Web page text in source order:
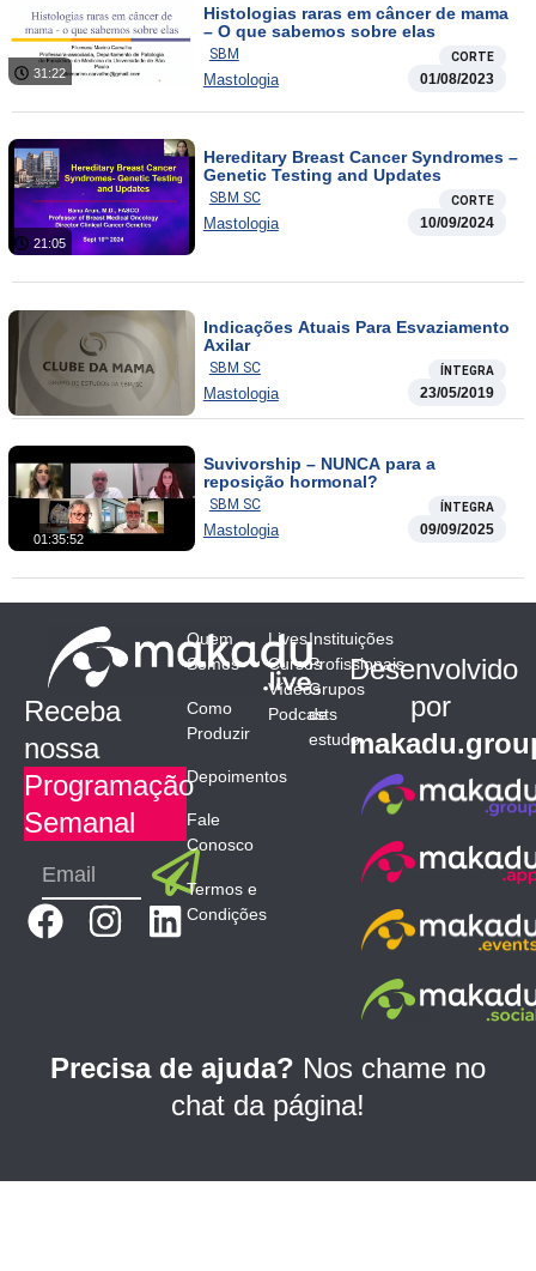
31:22
Histologias raras em câncer de mama
– O que sabemos sobre elas
SBM CORTE
Mastologia 01/08/2023
21:05
Hereditary Breast Cancer Syndromes –
Genetic Testing and Updates
SBM SC CORTE
Mastologia 10/09/2024
Indicações Atuais Para Esvaziamento
Axilar
SBM SC ÍNTEGRA
Mastologia 23/05/2019
01:35:52
Suvivorship – NUNCA para a
reposição hormonal?
SBM SC ÍNTEGRA
Mastologia 09/09/2025
Receba
nossa
Programação
Semanal
Submit
F
b
k
I
a
a
L
e
d
n
Quem
Somos
Como
Produzir
Depoimentos
Fale
Conosco
Termos e
Condições
Lives
Cursos
Vídeos
Podcasts
Instituições
Profissionais
Grupos
de
estudo
Desenvolvido
por
Precisa de ajuda? Nos chame no
chat da página!